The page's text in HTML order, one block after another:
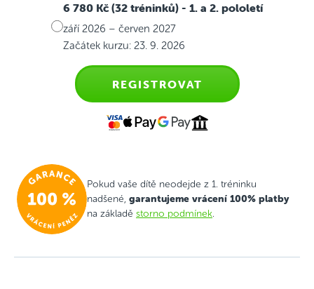
6 780 Kč (32 tréninků) - 1. a 2. pololetí
září 2026 – červen 2027
Začátek kurzu: 23. 9. 2026
REGISTROVAT
Pokud vaše dítě neodejde z 1. tréninku
nadšené, garantujeme vrácení 100% platby
na základě storno podmínek.